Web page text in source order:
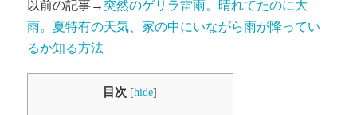
以前の記事→ 突然のゲリラ雷雨。晴れてたのに大
雨。夏特有の天気、家の中にいながら雨が降ってい
るか知る方法
目次 [hide]